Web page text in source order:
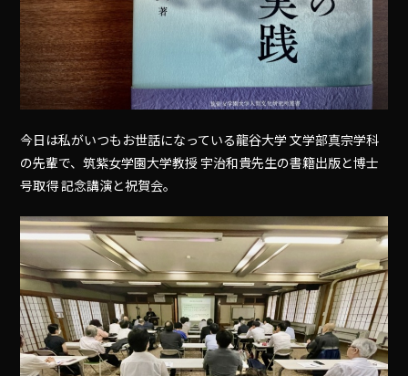
今日は私がいつもお世話になっている龍谷大学 文学部真宗学科
の先輩で、筑紫女学園大学教授 宇治和貴先生の書籍出版と博士
号取得 記念講演と祝賀会。